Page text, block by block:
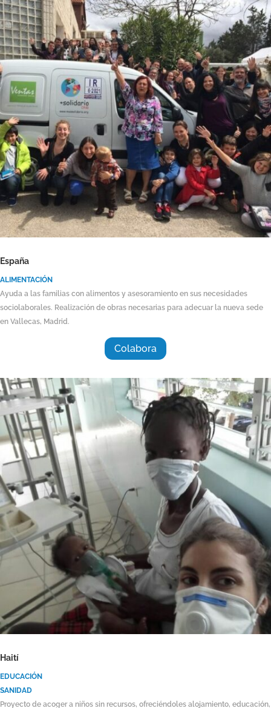
España
ALIMENTACIÓN
Ayuda a las familias con alimentos y asesoramiento en sus necesidades
sociolaborales. Realización de obras necesarias para adecuar la nueva sede
en Vallecas, Madrid.
Colabora
Haití
EDUCACIÓN
SANIDAD
Proyecto de acoger a niños sin recursos, ofreciéndoles alojamiento, educación,